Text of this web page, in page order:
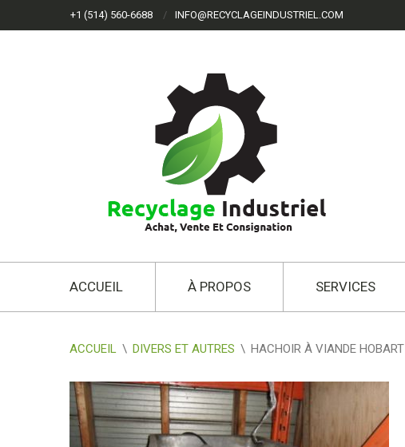
+1 (514) 560-6688 INFO@RECYCLAGEINDUSTRIEL.COM
ACCUEIL À PROPOS SERVICES
ACCUEIL \ DIVERS ET AUTRES \ HACHOIR À VIANDE HOBART